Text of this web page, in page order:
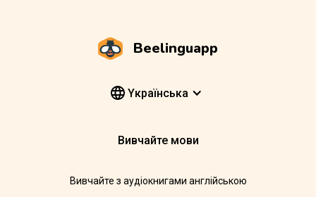
Beelinguapp
Yкраїнська
Вивчайте мови
Вивчайте з аудіокнигами англійською